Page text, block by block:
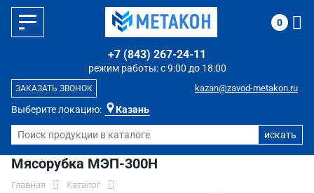
Выберите локацию: Казань
режим работы: с 9:00 до 18:00
+7 (843) 267-24-11
kazan@zavod-metakon.ru
ЗАКАЗАТЬ ЗВОНОК
0
Мясорубка МЭП-300Н
Главная
Каталог